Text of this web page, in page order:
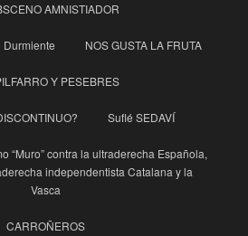
AMNISTIADOR
Durmiente NOS GUSTA LA FRUTA
Y PESEBRES
Suflé SEDAVÍ
“Muro” contra la ultraderecha Española,
independentista Catalana y la
Vasca
CARROÑEROS